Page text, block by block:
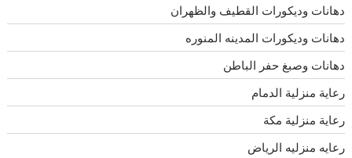
دهانات وديكورات القطيف والظهران
دهانات وديكورات المدينه المنوره
دهانات وصبغ حفر الباطن
رعاية منزلية الدمام
رعاية منزلية مكة
رعايه منزليه الرياض